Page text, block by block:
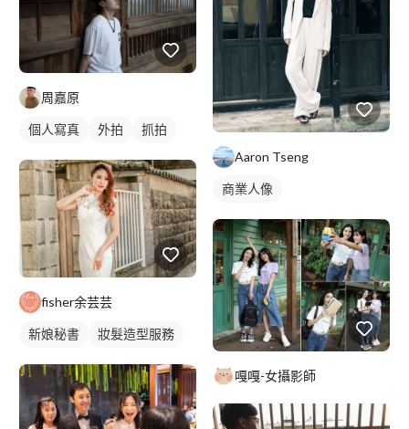
周嘉原
個人寫真 外拍 抓拍
fisher余芸芸
新娘秘書 妝髮造型服務
Aaron Tseng
商業人像
嘎嘎-女攝影師